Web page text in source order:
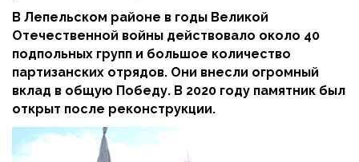
В Лепельском районе в годы Великой
Отечественной войны действовало около 40
подпольных групп и большое количество
партизанских отрядов. Они внесли огромный
вклад в общую Победу. В 2020 году памятник был
открыт после реконструкции.